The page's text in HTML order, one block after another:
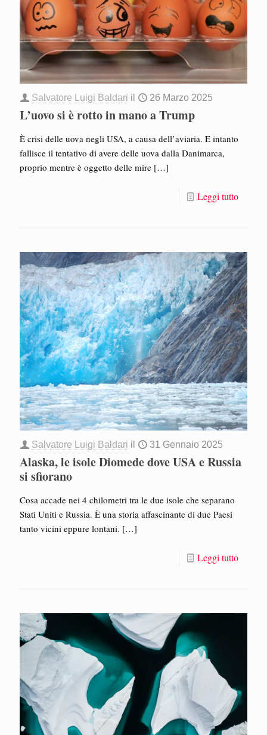
Salvatore Luigi Baldari il 26 Marzo 2025
L’uovo si è rotto in mano a Trump
È crisi delle uova negli USA, a causa dell’aviaria. E intanto
fallisce il tentativo di avere delle uova dalla Danimarca,
proprio mentre è oggetto delle mire […]
Leggi tutto
Salvatore Luigi Baldari il 31 Gennaio 2025
Alaska, le isole Diomede dove USA e Russia
si sfiorano
Cosa accade nei 4 chilometri tra le due isole che separano
Stati Uniti e Russia. È una storia affascinante di due Paesi
tanto vicini eppure lontani. […]
Leggi tutto